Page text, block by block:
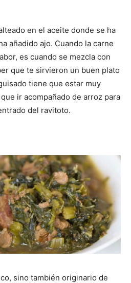
en el aceite donde se ha
añadido ajo. Cuando la carne
es cuando se mezcla con
que te sirvieron un buen plato
tiene que estar muy
ir acompañado de arroz para
del ravitoto.
sino también originario de